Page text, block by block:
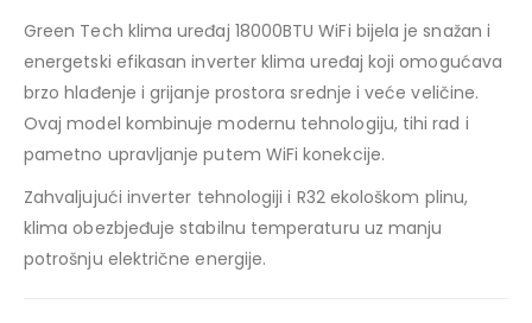
Green Tech klima uređaj 18000BTU WiFi bijela je snažan i
energetski efikasan inverter klima uređaj koji omogućava
brzo hlađenje i grijanje prostora srednje i veće veličine.
Ovaj model kombinuje modernu tehnologiju, tihi rad i
pametno upravljanje putem WiFi konekcije.
Zahvaljujući inverter tehnologiji i R32 ekološkom plinu,
klima obezbjeđuje stabilnu temperaturu uz manju
potrošnju električne energije.